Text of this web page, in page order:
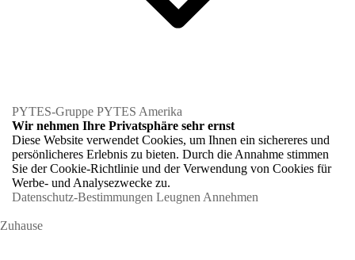
PYTES-Gruppe PYTES Amerika
Wir nehmen Ihre Privatsphäre sehr ernst
Diese Website verwendet Cookies, um Ihnen ein sichereres und
persönlicheres Erlebnis zu bieten. Durch die Annahme stimmen
Sie der Cookie-Richtlinie und der Verwendung von Cookies für
Werbe- und Analysezwecke zu.
Datenschutz-Bestimmungen Leugnen Annehmen
Zuhause